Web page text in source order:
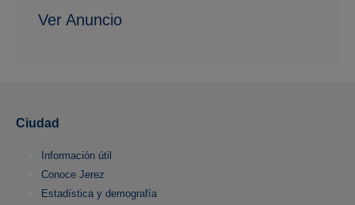
Ver Anuncio
Ciudad
Información útil
Conoce Jerez
Estadística y demografía